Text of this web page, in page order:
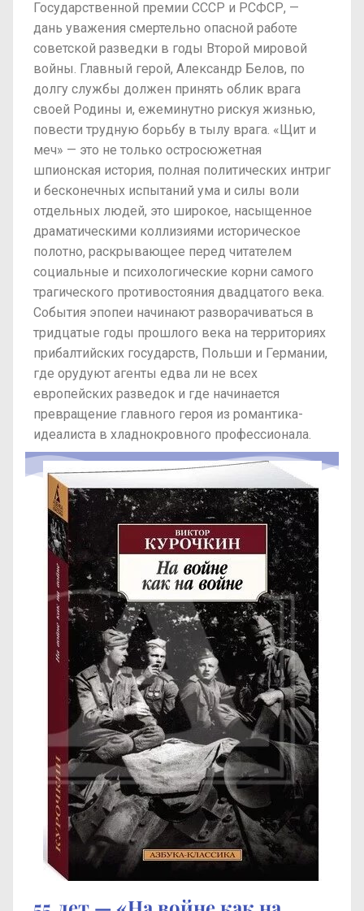
Государственной премии СССР и РСФСР, —
дань уважения смертельно опасной работе
советской разведки в годы Второй мировой
войны. Главный герой, Александр Белов, по
долгу службы должен принять облик врага
своей Родины и, ежеминутно рискуя жизнью,
повести трудную борьбу в тылу врага. «Щит и
меч» — это не только остросюжетная
шпионская история, полная политических интриг
и бесконечных испытаний ума и силы воли
отдельных людей, это широкое, насыщенное
драматическими коллизиями историческое
полотно, раскрывающее перед читателем
социальные и психологические корни самого
трагического противостояния двадцатого века.
События эпопеи начинают разворачиваться в
тридцатые годы прошлого века на территориях
прибалтийских государств, Польши и Германии,
где орудуют агенты едва ли не всех
европейских разведок и где начинается
превращение главного героя из романтика-
идеалиста в хладнокровного профессионала.